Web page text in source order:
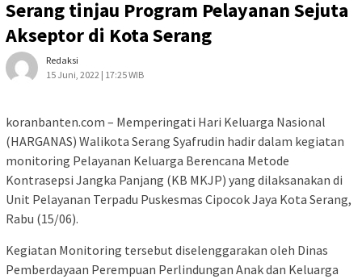
Serang tinjau Program Pelayanan Sejuta
Akseptor di Kota Serang
Redaksi
15 Juni, 2022 | 17:25 WIB
koranbanten.com – Memperingati Hari Keluarga Nasional
(HARGANAS) Walikota Serang Syafrudin hadir dalam kegiatan
monitoring Pelayanan Keluarga Berencana Metode
Kontrasepsi Jangka Panjang (KB MKJP) yang dilaksanakan di
Unit Pelayanan Terpadu Puskesmas Cipocok Jaya Kota Serang,
Rabu (15/06).
Kegiatan Monitoring tersebut diselenggarakan oleh Dinas
Pemberdayaan Perempuan Perlindungan Anak dan Keluarga